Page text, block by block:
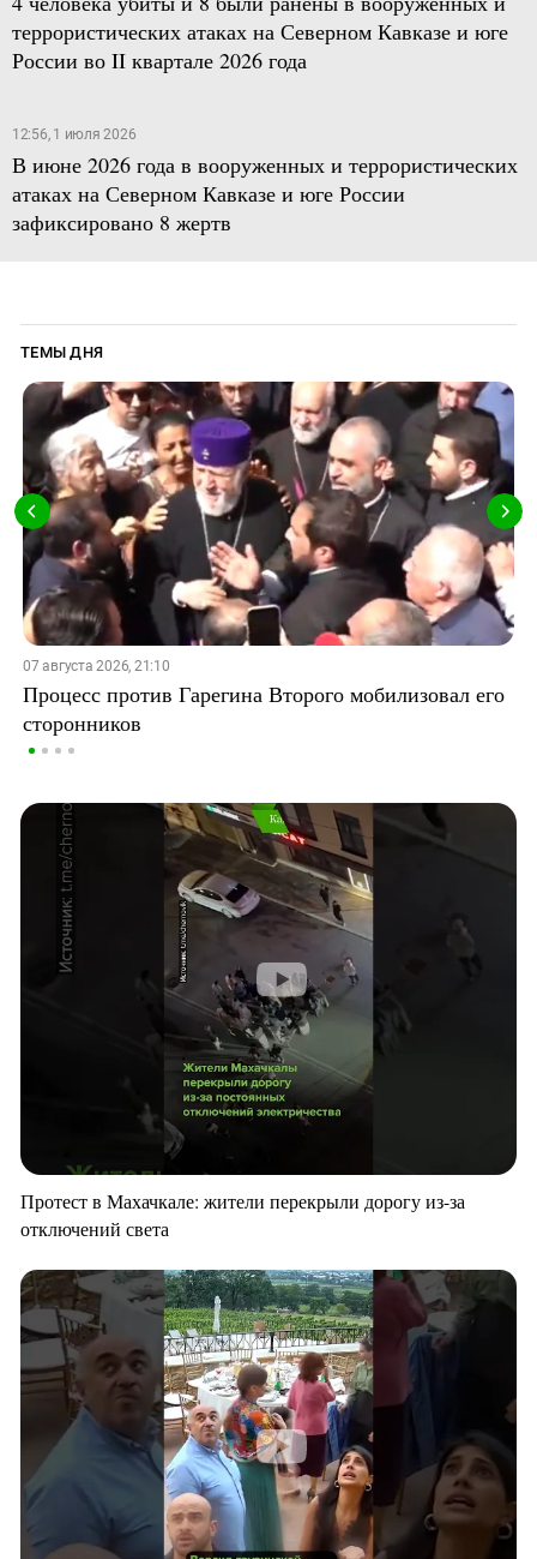
террористических атаках на Северном Кавказе и юге
России во II квартале 2026 года
12:56, 1 июля 2026
В июне 2026 года в вооруженных и террористических
атаках на Северном Кавказе и юге России
зафиксировано 8 жертв
ТЕМЫ ДНЯ
07 августа 2026, 21:10
Процесс против Гарегина Второго мобилизовал его
сторонников
Протест в Махачкале: жители перекрыли дорогу из-за
отключений света